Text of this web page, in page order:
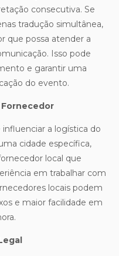
consecutiva. Se
tradução simultânea,
que possa atender a
Isso pode
e garantir uma
do evento.
a logística do
cidade específica,
local que
em trabalhar com
locais podem
e maior facilidade em